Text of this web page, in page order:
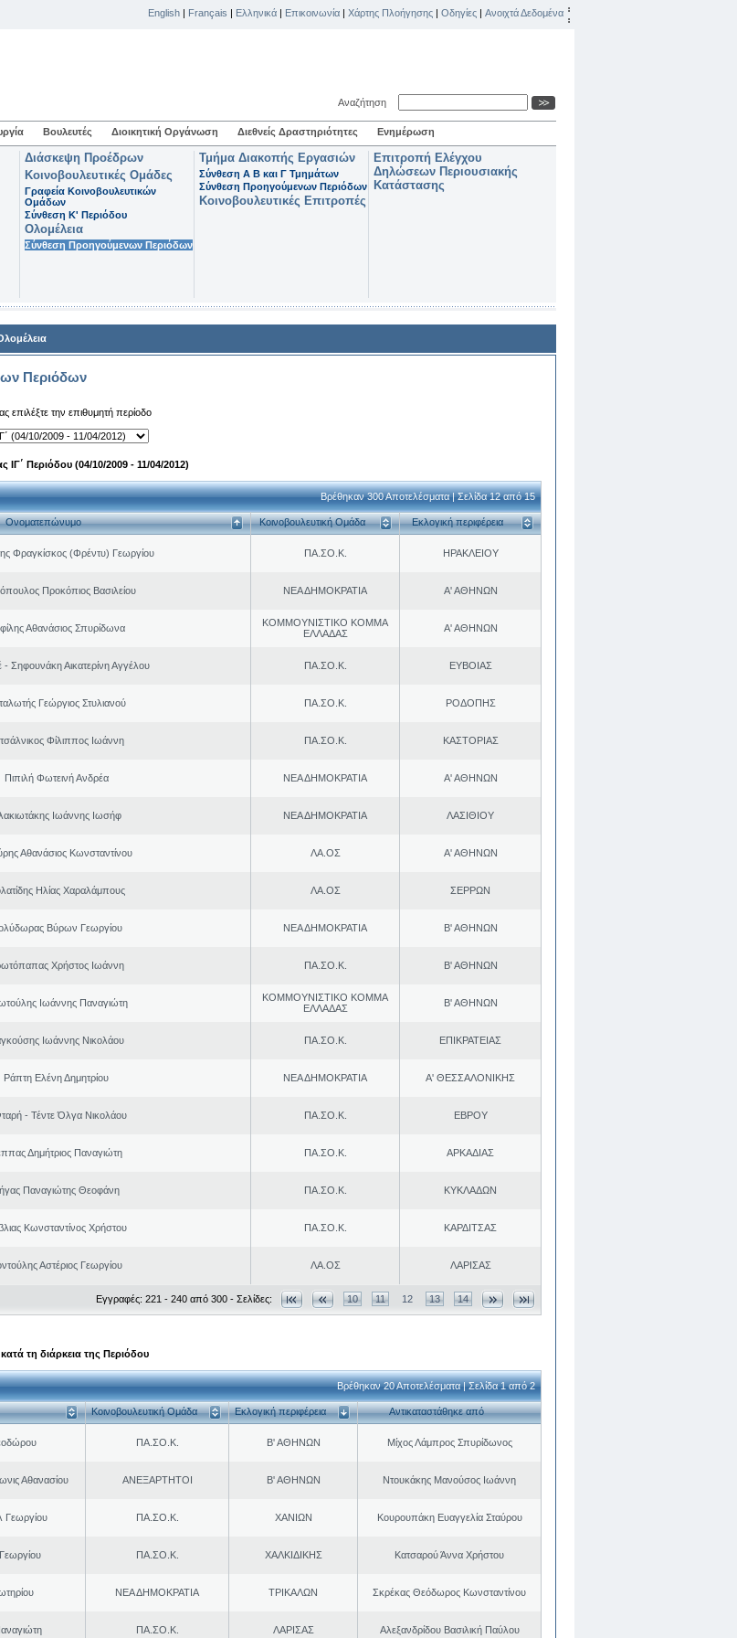
English | Français | Ελληνικά | Επικοινωνία | Χάρτης Πλοήγησης | Οδηγίες | Ανοιχτά Δεδομένα
Αναζήτηση
Βουλευτές Διοικητική Οργάνωση Διεθνείς Δραστηριότητες Ενημέρωση
Διάσκεψη Προέδρων
Κοινοβουλευτικές Ομάδες
Γραφεία Κοινοβουλευτικών
Ομάδων
Σύνθεση K' Περιόδου
Ολομέλεια
Σύνθεση Προηγούμενων Περιόδων
Τμήμα Διακοπής Εργασιών
Σύνθεση Α Β και Γ Τμημάτων
Σύνθεση Προηγούμενων Περιόδων
Κοινοβουλευτικές Επιτροπές
Επιτροπή Ελέγχου
Δηλώσεων Περιουσιακής
Κατάστασης
Περιόδων
επιλέξτε την επιθυμητή περίοδο
ΙΓ΄ Περιόδου (04/10/2009 - 11/04/2012)
Βρέθηκαν 300 Αποτελέσματα | Σελίδα 12 από 15
Ονοματεπώνυμο Κοινοβουλευτική Ομάδα Εκλογική περιφέρεια
Φραγκίσκος (Φρέντυ) Γεωργίου ΠΑ.ΣΟ.Κ. ΗΡΑΚΛΕΙΟΥ
Προκόπιος Βασιλείου ΝΕΑ ΔΗΜΟΚΡΑΤΙΑ Α' ΑΘΗΝΩΝ
Αθανάσιος Σπυρίδωνα
ΚΟΜΜΟΥΝΙΣΤΙΚΟ ΚΟΜΜΑ
ΕΛΛΑΔΑΣ
Α' ΑΘΗΝΩΝ
- Σηφουνάκη Αικατερίνη Αγγέλου ΠΑ.ΣΟ.Κ. ΕΥΒΟΙΑΣ
Γεώργιος Στυλιανού ΠΑ.ΣΟ.Κ. ΡΟΔΟΠΗΣ
Φίλιππος Ιωάννη ΠΑ.ΣΟ.Κ. ΚΑΣΤΟΡΙΑΣ
Πιπιλή Φωτεινή Ανδρέα ΝΕΑ ΔΗΜΟΚΡΑΤΙΑ Α' ΑΘΗΝΩΝ
Ιωάννης Ιωσήφ ΝΕΑ ΔΗΜΟΚΡΑΤΙΑ ΛΑΣΙΘΙΟΥ
Αθανάσιος Κωνσταντίνου ΛΑ.ΟΣ Α' ΑΘΗΝΩΝ
Ηλίας Χαραλάμπους ΛΑ.ΟΣ ΣΕΡΡΩΝ
Βύρων Γεωργίου ΝΕΑ ΔΗΜΟΚΡΑΤΙΑ Β' ΑΘΗΝΩΝ
Χρήστος Ιωάννη ΠΑ.ΣΟ.Κ. Β' ΑΘΗΝΩΝ
Ιωάννης Παναγιώτη
ΚΟΜΜΟΥΝΙΣΤΙΚΟ ΚΟΜΜΑ
ΕΛΛΑΔΑΣ
Β' ΑΘΗΝΩΝ
Ιωάννης Νικολάου ΠΑ.ΣΟ.Κ. ΕΠΙΚΡΑΤΕΙΑΣ
Ράπτη Ελένη Δημητρίου ΝΕΑ ΔΗΜΟΚΡΑΤΙΑ Α' ΘΕΣΣΑΛΟΝΙΚΗΣ
- Τέντε Όλγα Νικολάου ΠΑ.ΣΟ.Κ. ΕΒΡΟΥ
Δημήτριος Παναγιώτη ΠΑ.ΣΟ.Κ. ΑΡΚΑΔΙΑΣ
Παναγιώτης Θεοφάνη ΠΑ.ΣΟ.Κ. ΚΥΚΛΑΔΩΝ
Κωνσταντίνος Χρήστου ΠΑ.ΣΟ.Κ. ΚΑΡΔΙΤΣΑΣ
Αστέριος Γεωργίου ΛΑ.ΟΣ ΛΑΡΙΣΑΣ
Εγγραφές: 221 - 240 από 300 - Σελίδες: 10 11 12 13 14
τη διάρκεια της Περιόδου
Βρέθηκαν 20 Αποτελέσματα | Σελίδα 1 από 2
Κοινοβουλευτική Ομάδα Εκλογική περιφέρεια Αντικαταστάθηκε από
ΠΑ.ΣΟ.Κ. Β' ΑΘΗΝΩΝ Μίχος Λάμπρος Σπυρίδωνος
Αθανασίου ΑΝΕΞΑΡΤΗΤΟΙ Β' ΑΘΗΝΩΝ Ντουκάκης Μανούσος Ιωάννη
Γεωργίου ΠΑ.ΣΟ.Κ. ΧΑΝΙΩΝ Κουρουπάκη Ευαγγελία Σταύρου
ΠΑ.ΣΟ.Κ. ΧΑΛΚΙΔΙΚΗΣ Κατσαρού Άννα Χρήστου
ΝΕΑ ΔΗΜΟΚΡΑΤΙΑ ΤΡΙΚΑΛΩΝ Σκρέκας Θεόδωρος Κωνσταντίνου
ΠΑ.ΣΟ.Κ. ΛΑΡΙΣΑΣ Αλεξανδρίδου Βασιλική Παύλου